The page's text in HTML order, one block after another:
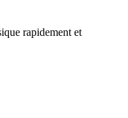
rapidement et